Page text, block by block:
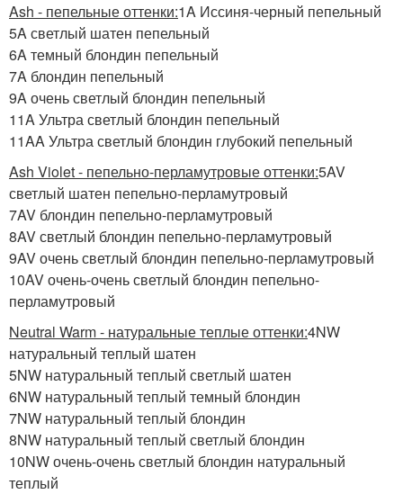
Ash - пепельные оттенки:1A Иссиня-черный пепельный
5A светлый шатен пепельный
6A темный блондин пепельный
7A блондин пепельный
9A очень светлый блондин пепельный
11A Ультра светлый блондин пепельный
11AA Ультра светлый блондин глубокий пепельный
Ash Violet - пепельно-перламутровые оттенки:5AV
светлый шатен пепельно-перламутровый
7AV блондин пепельно-перламутровый
8AV светлый блондин пепельно-перламутровый
9AV очень светлый блондин пепельно-перламутровый
10AV очень-очень светлый блондин пепельно-
перламутровый
Neutral Warm - натуральные теплые оттенки:4NW
натуральный теплый шатен
5NW натуральный теплый светлый шатен
6NW натуральный теплый темный блондин
7NW натуральный теплый блондин
8NW натуральный теплый светлый блондин
10NW очень-очень светлый блондин натуральный
теплый